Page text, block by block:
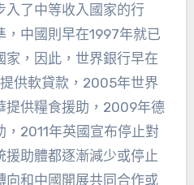
入了中等收入國家的行
中國則早在1997年就已
家，因此，世界銀行早在
供軟貸款，2005年世界
提供糧食援助，2009年德
2011年英國宣布停止對
援助體都逐漸減少或停止
向和中國開展共同合作或